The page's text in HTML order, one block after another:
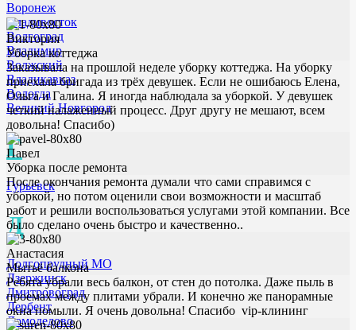
Воронеж
Владивосток
Волгоград
Владимир
Волжский
Владикавказ
Вологда
Великий Новгород
Г
Гурьевск
Д
Долгопрудный МО
Дзержинск
Дмитровоград
Дербент
Домодедово
Виктория
Уборка коттеджа
Заказывала на прошлой неделе уборку коттеджа. На уборку
приехала бригада из трёх девушек. Если не ошибаюсь Елена,
Ольга и Галина. Я иногда наблюдала за уборкой. У девушек
четкий налаженный процесс. Друг другу не мешают, всем
довольна! Спасибо)
Павел
Уборка после ремонта
После окончания ремонта думали что сами справимся с
уборкой, но потом оценили свои возможности и масштаб
работ и решили воспользоваться услугами этой компании. Все
было сделано очень быстро и качественно..
Анастасия
Мытьё балкона
Ребята убрали весь балкон, от стен до потолка. Даже пыль в
проемах между плитами убрали. И конечно же панорамные
окна помыли. Я очень довольна! Спасибо vip-клининг